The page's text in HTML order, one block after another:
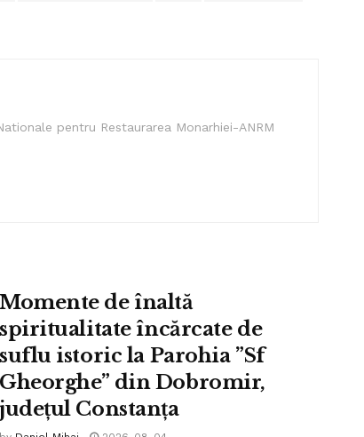
pentru Restaurarea Monarhiei-ANRM
Momente de înaltă
spiritualitate încărcate de
suflu istoric la Parohia ”Sf
Gheorghe” din Dobromir,
județul Constanța